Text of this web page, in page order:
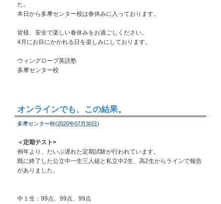
た。
本日から多摩センター校は春休みに入っております。
皆様、安全で楽しい春休みをお過ごしください。
4月にお目にかかれる日を楽しみにしております。
ウィングローブ英語塾
多摩センター校
オンラインでも、この結果。
多摩センター校(2020年07月30日)
＜定期テスト>
例年より、だいぶ遅れた定期試験が行われています。
既に終了した公立中一生三人組と私立中2生、高2生からラインで報告
がありました。
中１生：99点、99点、99点